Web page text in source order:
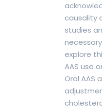
causality
studies
explore
AAS use
Oral AAS